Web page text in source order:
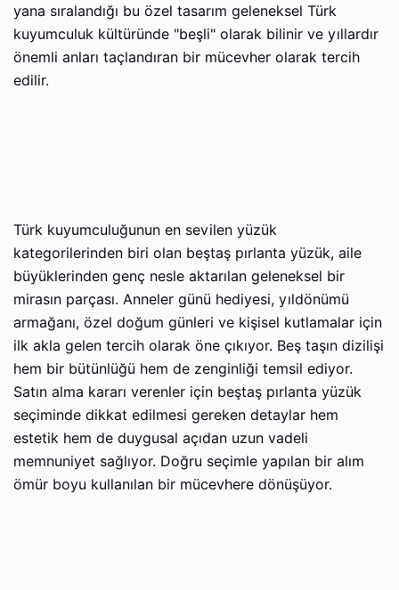
yana sıralandığı bu özel tasarım geleneksel Türk
kuyumculuk kültüründe "beşli" olarak bilinir ve yıllardır
önemli anları taçlandıran bir mücevher olarak tercih
edilir.
Türk kuyumculuğunun en sevilen yüzük
kategorilerinden biri olan beştaş pırlanta yüzük, aile
büyüklerinden genç nesle aktarılan geleneksel bir
mirasın parçası. Anneler günü hediyesi, yıldönümü
armağanı, özel doğum günleri ve kişisel kutlamalar için
ilk akla gelen tercih olarak öne çıkıyor. Beş taşın dizilişi
hem bir bütünlüğü hem de zenginliği temsil ediyor.
Satın alma kararı verenler için beştaş pırlanta yüzük
seçiminde dikkat edilmesi gereken detaylar hem
estetik hem de duygusal açıdan uzun vadeli
memnuniyet sağlıyor. Doğru seçimle yapılan bir alım
ömür boyu kullanılan bir mücevhere dönüşüyor.